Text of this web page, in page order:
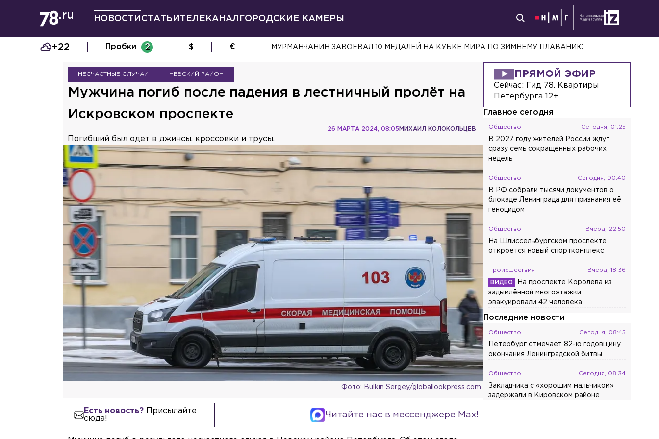
НОВОСТИ СТАТЬИ ТЕЛЕКАНАЛ ГОРОДСКИЕ КАМЕРЫ
+22 Пробки 2 $ € МУРМАНЧАНИН ЗАВОЕВАЛ 10 МЕДАЛЕЙ НА КУБКЕ МИРА ПО ЗИМНЕМУ ПЛАВАНИЮ
НЕСЧАСТНЫЕ СЛУЧАИ НЕВСКИЙ РАЙОН
Мужчина погиб после падения в лестничный пролёт на
Искровском проспекте
МИХАИЛ КОЛОКОЛЬЦЕВ
26 МАРТА 2024, 08:05
Погибший был одет в джинсы, кроссовки и трусы.
Фото: Bulkin Sergey/globallookpress.com
Есть новость?Присылайте
сюда!
Читайте нас в мессенджере Max!
ПРЯМОЙ ЭФИР
Сейчас:
Гид 78. Квартиры
Петербурга 12+
Главное сегодня
Общество Сегодня, 01:25
В 2027 году жителей России ждут
сразу семь сокращённых рабочих
недель
Общество Сегодня, 00:40
В РФ собрали тысячи документов о
блокаде Ленинграда для признания её
геноцидом
Общество Вчера, 22:50
На Шлиссельбургском проспекте
откроется новый спорткомплекс
Происшествия Вчера, 18:36
На проспекте Королёва из
задымлённой многоэтажки
эвакуировали 42 человека
Последние новости
Общество Сегодня, 08:45
Петербург отмечает 82-ю годовщину
окончания Ленинградской битвы
Общество Сегодня, 08:34
Закладчика с «хорошим мальчиком»
задержали в Кировском районе